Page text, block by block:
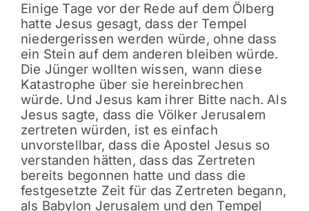
Einige Tage vor der Rede auf dem Ölberg
hatte Jesus gesagt, dass der Tempel
niedergerissen werden würde, ohne dass
ein Stein auf dem anderen bleiben würde.
Die Jünger wollten wissen, wann diese
Katastrophe über sie hereinbrechen
würde. Und Jesus kam ihrer Bitte nach. Als
Jesus sagte, dass die Völker Jerusalem
zertreten würden, ist es einfach
unvorstellbar, dass die Apostel Jesus so
verstanden hätten, dass das Zertreten
bereits begonnen hatte und dass die
festgesetzte Zeit für das Zertreten begann,
als Babylon Jerusalem und den Tempel